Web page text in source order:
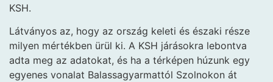
KSH.
Látványos az, hogy az ország keleti és északi része
milyen mértékben ürül ki. A KSH járásokra lebontva
adta meg az adatokat, és ha a térképen húzunk egy
egyenes vonalat Balassagyarmattól Szolnokon át